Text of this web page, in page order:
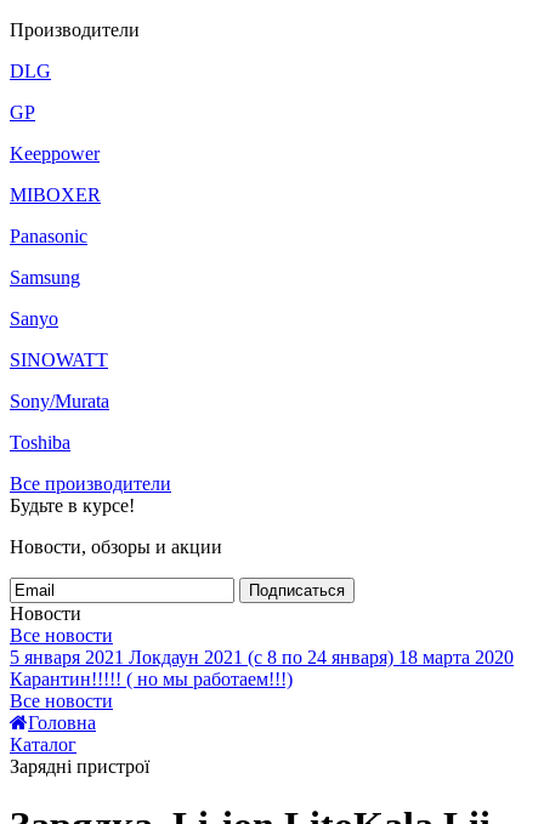
Производители
DLG
GP
Keeppower
MIBOXER
Panasonic
Samsung
Sanyo
SINOWATT
Sony/Murata
Toshiba
Все производители
Будьте в курсе!
Новости, обзоры и акции
Подписаться
Новости
Все новости
5 января 2021 Локдаун 2021 (с 8 по 24 января) 18 марта 2020
Карантин!!!!! ( но мы работаем!!!)
Все новости
Головна
Каталог
Зарядні пристрої